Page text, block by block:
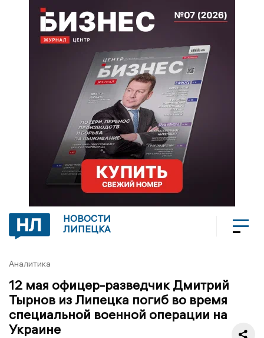
НОВОСТИ
ЛИПЕЦКА
Аналитика
12 мая офицер-разведчик Дмитрий
Тырнов из Липецка погиб во время
специальной военной операции на
Украине